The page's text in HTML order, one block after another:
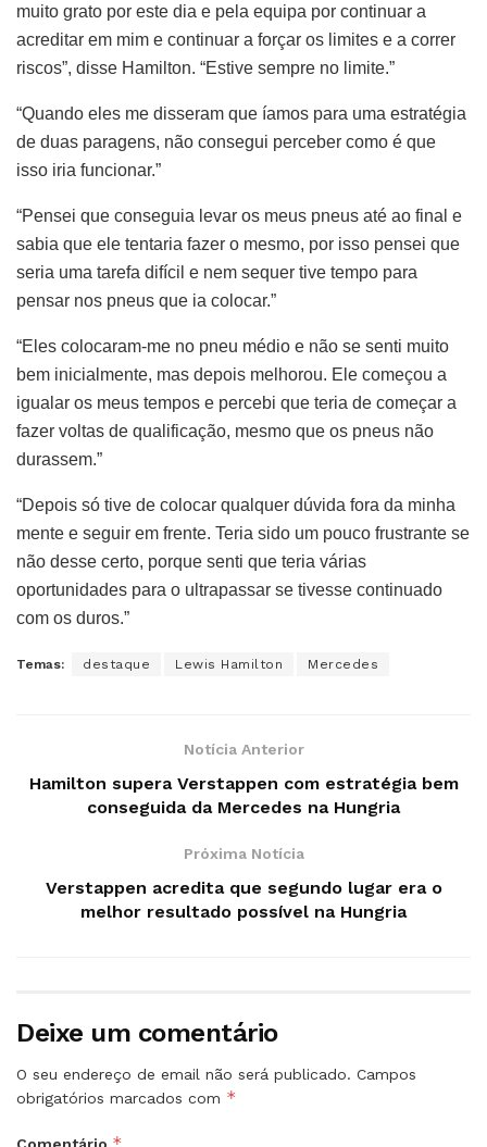
muito grato por este dia e pela equipa por continuar a
acreditar em mim e continuar a forçar os limites e a correr
riscos”, disse Hamilton. “Estive sempre no limite.”
“Quando eles me disseram que íamos para uma estratégia
de duas paragens, não consegui perceber como é que
isso iria funcionar.”
“Pensei que conseguia levar os meus pneus até ao final e
sabia que ele tentaria fazer o mesmo, por isso pensei que
seria uma tarefa difícil e nem sequer tive tempo para
pensar nos pneus que ia colocar.”
“Eles colocaram-me no pneu médio e não se senti muito
bem inicialmente, mas depois melhorou. Ele começou a
igualar os meus tempos e percebi que teria de começar a
fazer voltas de qualificação, mesmo que os pneus não
durassem.”
“Depois só tive de colocar qualquer dúvida fora da minha
mente e seguir em frente. Teria sido um pouco frustrante se
não desse certo, porque senti que teria várias
oportunidades para o ultrapassar se tivesse continuado
com os duros.”
Temas: destaque Lewis Hamilton Mercedes
Notícia Anterior
Hamilton supera Verstappen com estratégia bem
conseguida da Mercedes na Hungria
Próxima Notícia
Verstappen acredita que segundo lugar era o
melhor resultado possível na Hungria
Deixe um comentário
O seu endereço de email não será publicado. Campos
obrigatórios marcados com *